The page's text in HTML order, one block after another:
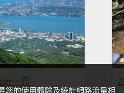
一周
您的使用體驗及統計網路流量相